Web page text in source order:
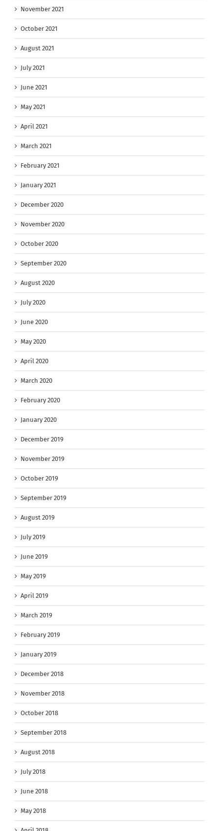
November 2021
October 2021
August 2021
July 2021
June 2021
May 2021
April 2021
March 2021
February 2021
January 2021
December 2020
November 2020
October 2020
September 2020
August 2020
July 2020
June 2020
May 2020
April 2020
March 2020
February 2020
January 2020
December 2019
November 2019
October 2019
September 2019
August 2019
July 2019
June 2019
May 2019
April 2019
March 2019
February 2019
January 2019
December 2018
November 2018
October 2018
September 2018
August 2018
July 2018
June 2018
May 2018